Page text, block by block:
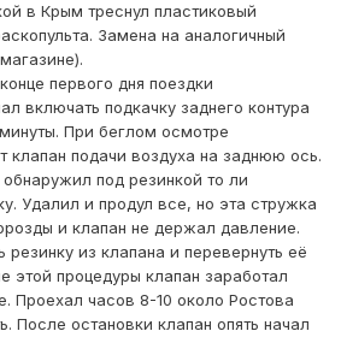
в Крым треснул пластиковый
Замена на аналогичный
первого дня поездки
включать подкачку заднего контура
При беглом осмотре
клапан подачи воздуха на заднюю ось.
под резинкой то ли
Удалил и продул все, но эта стружка
и клапан не держал давление.
из клапана и перевернуть её
этой процедуры клапан заработал
Проехал часов 8-10 около Ростова
После остановки клапан опять начал